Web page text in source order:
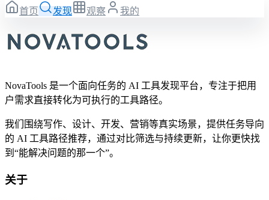
首页 发现 观察 我的
NovaTools 是一个面向任务的 AI 工具发现平台，专注于把用
户需求直接转化为可执行的工具路径。
我们围绕写作、设计、开发、营销等真实场景，提供任务导向
的 AI 工具路径推荐，通过对比筛选与持续更新，让你更快找
到“能解决问题的那一个”。
关于